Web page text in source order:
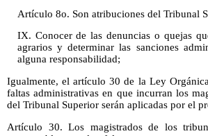
Artículo 8o. Son atribuciones del Tribunal
IX. Conocer de las denuncias o quejas
agrarios y determinar las sanciones
alguna responsabilidad;
Igualmente, el artículo 30 de la Ley
faltas administrativas en que incurran los
del Tribunal Superior serán aplicadas por el
Artículo 30. Los magistrados de los